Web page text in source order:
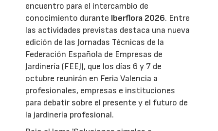
encuentro para el intercambio de
conocimiento durante Iberflora 2026. Entre
las actividades previstas destaca una nueva
edición de las Jornadas Técnicas de la
Federación Española de Empresas de
Jardinería (FEEJ), que los días 6 y 7 de
octubre reunirán en Feria Valencia a
profesionales, empresas e instituciones
para debatir sobre el presente y el futuro de
la jardinería profesional.